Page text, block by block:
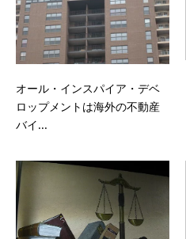
オール・インスパイア・デベ
ロップメントは海外の不動産
バイ...